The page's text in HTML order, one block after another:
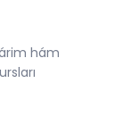
hám